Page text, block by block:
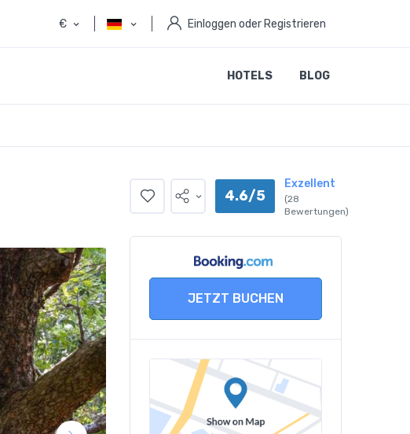
€ Einloggen oder Registrieren
HOTELS BLOG
4.6/5
Exzellent
(28
Bewertungen)
JETZT BUCHEN